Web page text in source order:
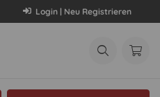
Login | Neu Registrieren